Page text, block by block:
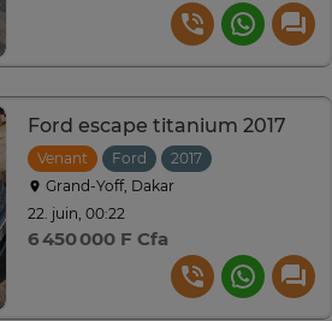
Ford escape titanium 2017
Venant Ford 2017
Grand-Yoff, Dakar
22. juin, 00:22
6 450 000 F Cfa